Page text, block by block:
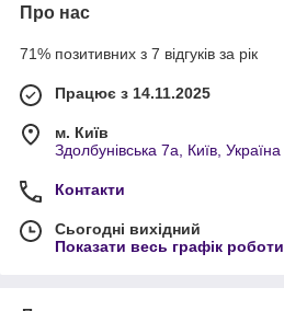
Про нас
71% позитивних з 7 відгуків за рік
Працює з 14.11.2025
м. Київ
Здолбунівська 7а, Київ, Україна
Контакти
Сьогодні вихідний
Показати весь графік роботи